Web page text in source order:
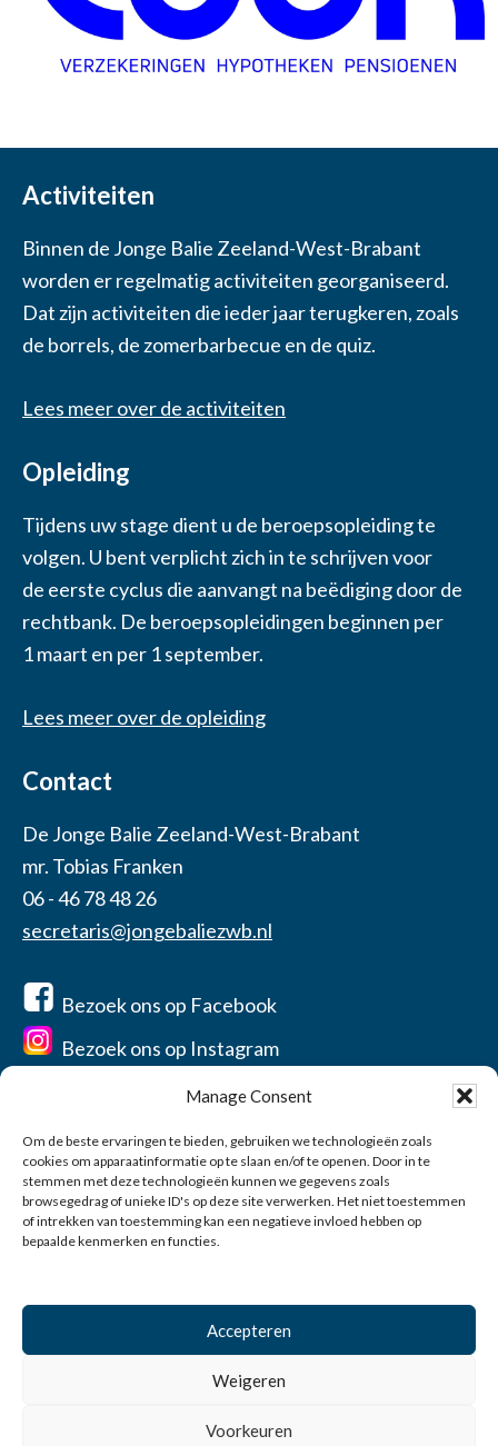
Manage Consent
Om de beste ervaringen te bieden, gebruiken we technologieën zoals
cookies om apparaatinformatie op te slaan en/of te openen. Door in te
stemmen met deze technologieën kunnen we gegevens zoals
browsegedrag of unieke ID's op deze site verwerken. Het niet toestemmen
of intrekken van toestemming kan een negatieve invloed hebben op
bepaalde kenmerken en functies.
Accepteren
Weigeren
Voorkeuren
Activiteiten
Binnen de Jonge Balie Zeeland-West-Brabant
worden er regelmatig activiteiten georganiseerd.
Dat zijn activiteiten die ieder jaar terugkeren, zoals
de borrels, de zomerbarbecue en de quiz.
Lees meer over de activiteiten
Opleiding
Tijdens uw stage dient u de beroepsopleiding te
volgen. U bent verplicht zich in te schrijven voor
de eerste cyclus die aanvangt na beëdiging door de
rechtbank. De beroepsopleidingen beginnen per
1 maart en per 1 september.
Lees meer over de opleiding
Contact
De Jonge Balie Zeeland-West-Brabant
mr. Tobias Franken
06 - 46 78 48 26
secretaris@jongebaliezwb.nl
Bezoek ons op Facebook
Bezoek ons op Instagram
Home
Over ons
Contact
Account
0
© 2026 Vereniging de Jonge Balie Zeeland-West-Brabant